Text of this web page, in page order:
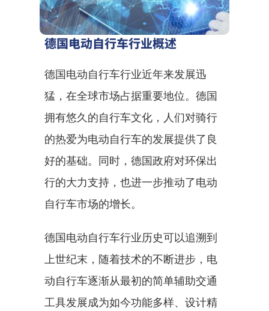
德国电动自行车行业概述
德国电动自行车行业近年来发展迅
猛，在全球市场占据重要地位。德国
拥有悠久的自行车文化，人们对骑行
的热爱为电动自行车的发展提供了良
好的基础。同时，德国政府对环保出
行的大力支持，也进一步推动了电动
自行车市场的增长。
德国电动自行车行业历史可以追溯到
上世纪末，随着技术的不断进步，电
动自行车逐渐从最初的简单辅助交通
工具发展成为如今功能多样、设计精